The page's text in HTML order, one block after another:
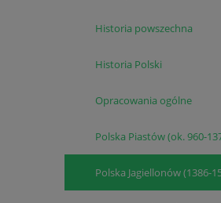
Historia powszechna
Historia Polski
Opracowania ogólne
Polska Piastów (ok. 960-
Polska Jagiellonów (1386-